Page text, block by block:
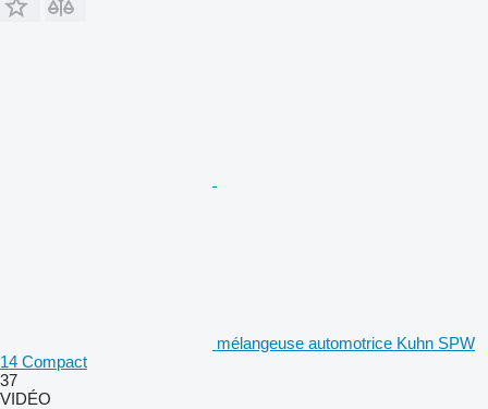
mélangeuse automotrice Kuhn SPW
14 Compact
37
VIDÉO